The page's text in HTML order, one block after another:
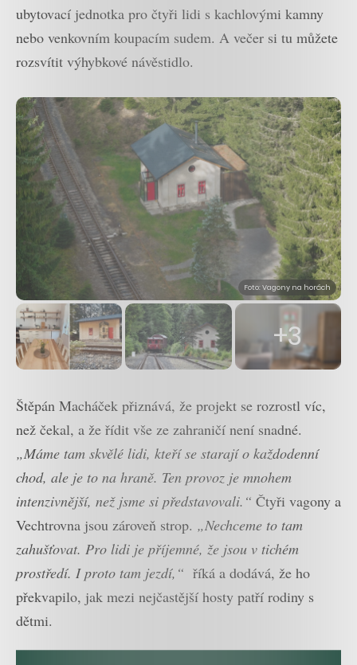
ubytovací jednotka pro čtyři lidi s kachlovými kamny
nebo venkovním koupacím sudem. A večer si tu můžete
rozsvítit výhybkové návěstidlo.
Foto: Vagony na horách
+3
Štěpán Macháček přiznává, že projekt se rozrostl víc,
než čekal, a že řídit vše ze zahraničí není snadné.
„Máme tam skvělé lidi, kteří se starají o každodenní
chod, ale je to na hraně. Ten provoz je mnohem
intenzivnější, než jsme si představovali.“ Čtyři vagony a
Vechtrovna jsou zároveň strop. „Nechceme to tam
zahušťovat. Pro lidi je příjemné, že jsou v tichém
prostředí. I proto tam jezdí,“ říká a dodává, že ho
překvapilo, jak mezi nejčastější hosty patří rodiny s
dětmi.